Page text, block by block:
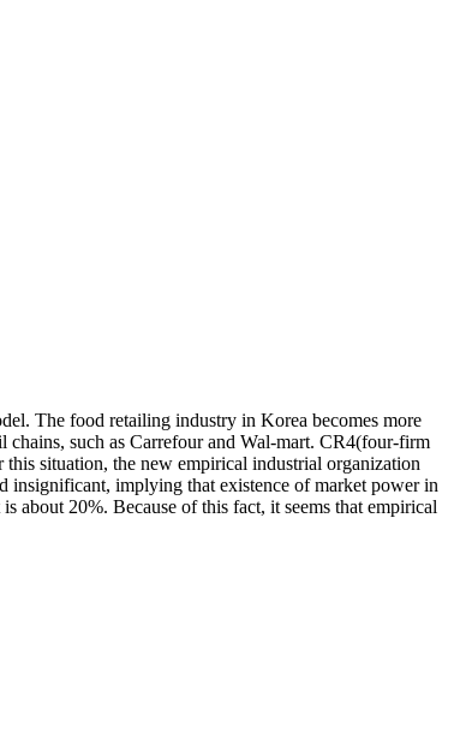
The food retailing industry in Korea becomes more
chains, such as Carrefour and Wal-mart. CR4(four-firm
situation, the new empirical industrial organization
insignificant, implying that existence of market power in
about 20%. Because of this fact, it seems that empirical